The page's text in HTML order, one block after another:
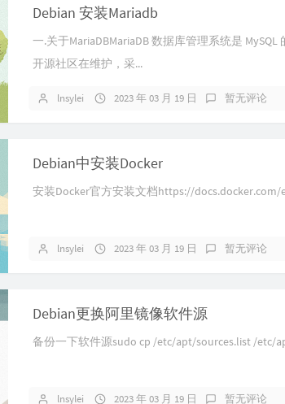
Debian 安装Mariadb
一.关于MariaDBMariaDB 数据库管理系统是
开源社区在维护，采...
lnsylei 2023 年 03 月 19 日 暂无评论
Debian中安装Docker
安装Docker官方安装文档https://docs.docker.com/
lnsylei 2023 年 03 月 19 日 暂无评论
Debian更换阿里镜像软件源
备份一下软件源sudo cp /etc/apt/sources.list /etc/
lnsylei 2023 年 03 月 19 日 暂无评论